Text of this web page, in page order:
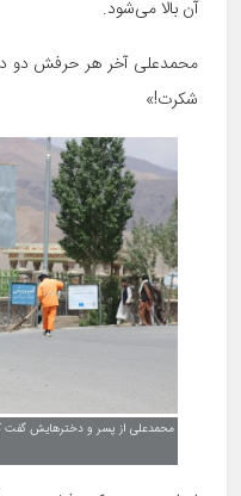
آن بالا می‌شود.
محمدعلی آخر هر حرفش دو
شکرت!»
محمدعلی از پسر و دخترهایش گفت